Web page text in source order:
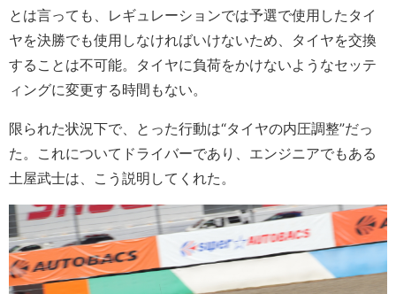
とは言っても、レギュレーションでは予選で使用したタイ
ヤを決勝でも使用しなければいけないため、タイヤを交換
することは不可能。タイヤに負荷をかけないようなセッテ
ィングに変更する時間もない。
限られた状況下で、とった行動は“タイヤの内圧調整”だっ
た。これについてドライバーであり、エンジニアでもある
土屋武士は、こう説明してくれた。